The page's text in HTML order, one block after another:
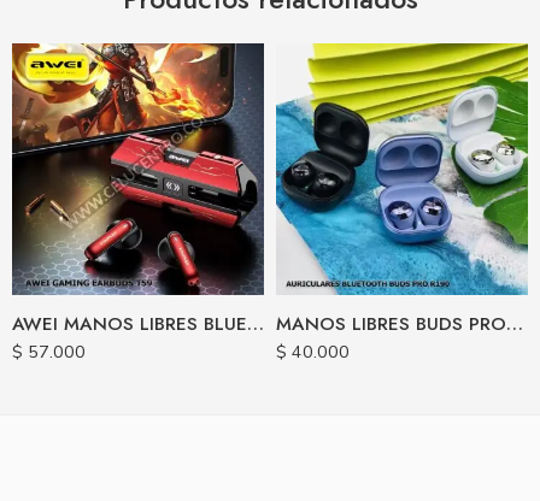
AWEI MANOS LIBRES BLUETOOTH T59 TWS
$ 57.000
MANOS LIBRES BUDS PRO R190
$ 40.000